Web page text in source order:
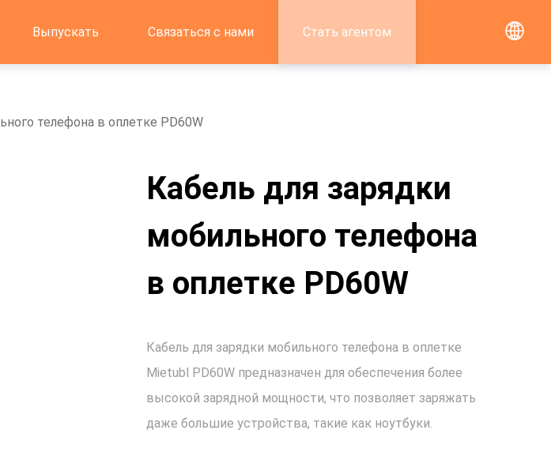
Выпускать Связаться с нами Стать агентом
телефона в оплетке PD60W
Кабель для зарядки
мобильного телефона
в оплетке PD60W
Кабель для зарядки мобильного телефона в оплетке
Mietubl PD60W предназначен для обеспечения более
высокой зарядной мощности, что позволяет заряжать
даже большие устройства, такие как ноутбуки.